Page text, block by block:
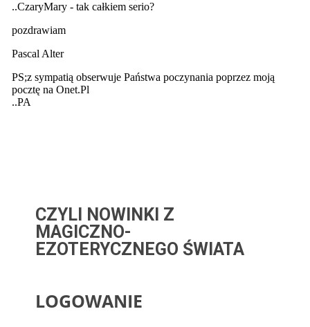
CZYLI NOWINKI Z
MAGICZNO-
EZOTERYCZNEGO ŚWIATA
LOGOWANIE